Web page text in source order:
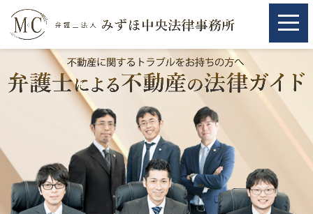
取扱分野
相続・遺言
離婚（夫婦間トラブル）
取扱分野
相続・遺言
離婚（夫婦間トラブル）